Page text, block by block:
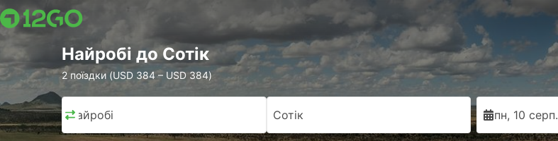
Найробі до Сотік
2 поїздки (USD 384 – USD 384)
Найробі Сотік пн, 10 серп.